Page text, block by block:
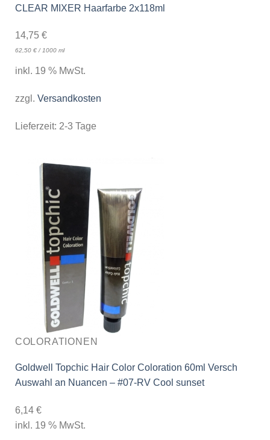
CLEAR MIXER Haarfarbe 2x118ml
14,75 €
62,50 €/1000 ml
inkl. 19 % MwSt.
zzgl. Versandkosten
Lieferzeit: 2-3 Tage
COLORATIONEN
Goldwell Topchic Hair Color Coloration 60ml Versch
Auswahl an Nuancen – #07-RV Cool sunset
6,14 €
inkl. 19 % MwSt.